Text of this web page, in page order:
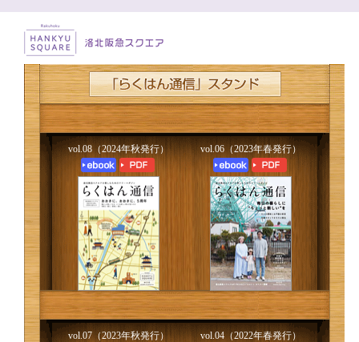
vol.08（2024年秋発行） vol.06（2023年春発行）
vol.07（2023年秋発行） vol.04（2022年春発行）